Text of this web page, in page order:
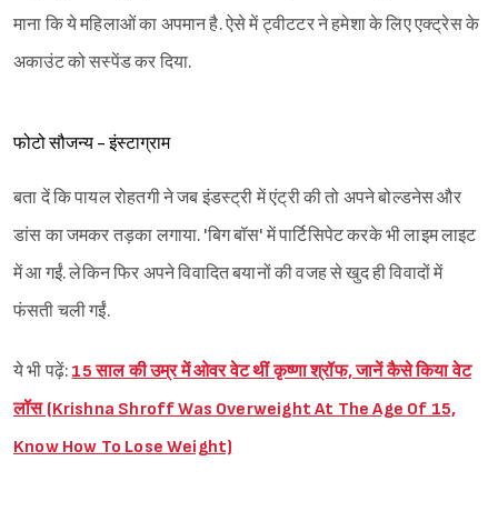
माना कि ये महिलाओं का अपमान है. ऐसे में ट्वीटटर ने हमेशा के लिए एक्ट्रेस के
अकाउंट को सस्पेंड कर दिया.
फोटो सौजन्य - इंस्टाग्राम
बता दें कि पायल रोहतगी ने जब इंडस्ट्री में एंट्री की तो अपने बोल्डनेस और
डांस का जमकर तड़का लगाया. 'बिग बॉस' में पार्टिसिपेट करके भी लाइम लाइट
में आ गईं. लेकिन फिर अपने विवादित बयानों की वजह से खुद ही विवादों में
फंसती चली गईं.
ये भी पढ़ें: 15 साल की उम्र में ओवर वेट थीं कृष्णा श्रॉफ, जानें कैसे किया वेट
लॉस (Krishna Shroff Was Overweight At The Age Of 15,
Know How To Lose Weight)